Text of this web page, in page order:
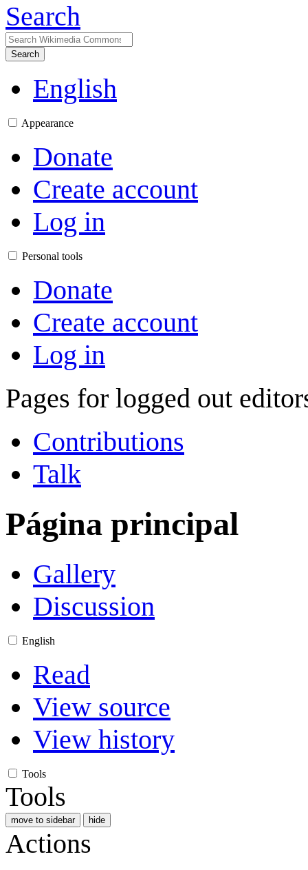
Search
Search
English
Appearance
Donate
Create account
Log in
Personal tools
Donate
Create account
Log in
Pages for logged out
Contributions
Talk
Página principal
Gallery
Discussion
English
Read
View source
View history
Tools
Tools
move to sidebar hide
Actions